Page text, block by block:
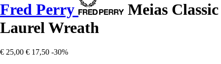
Fred Perry
Meias Classic
Laurel Wreath
€ 25,00 € 17,50 -30%